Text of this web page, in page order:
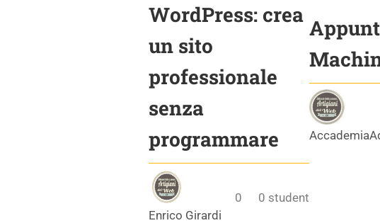
WordPress: crea
un sito
professionale
senza
programmare
Enrico Girardi
0 0 student